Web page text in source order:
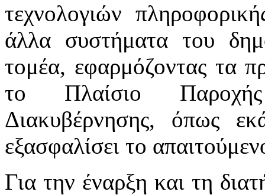
τεχνολογιών
άλλα συστήματα του
τομέα, εφαρμόζοντας τα
το Πλαίσιο Παροχής
Διακυβέρνησης, όπως
εξασφαλίσει το
Για την έναρξη και τη